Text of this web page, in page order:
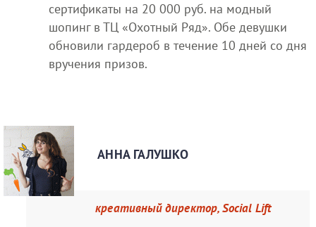
сертификаты на 20 000 руб. на модный
шопинг в ТЦ «Охотный Ряд». Обе девушки
обновили гардероб в течение 10 дней со дня
вручения призов.
АННА ГАЛУШКО
креативный директор, Social Lift